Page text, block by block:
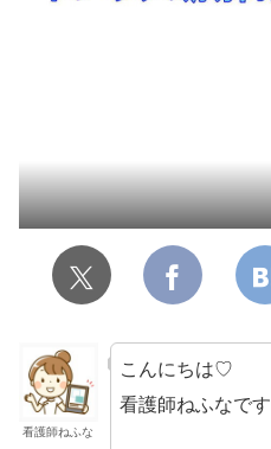
看護師ねふな
こんにちは♡
看護師ねふなです